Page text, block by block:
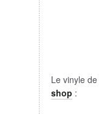
Le vinyle de
shop :